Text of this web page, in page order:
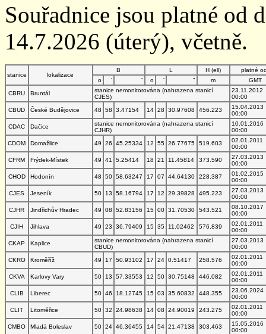
Souřadnice jsou platné od
14.7.2026 (úterý), včetně.
stanice lokalizace
B L H (ell)
platné
o
' " o ' " m
GMT
CBRU
Bruntál
stanice nemonitorována (nahrazena stanicí
CJES)
23.11.2012
00:00
CBUD
České Budějovice 48 58 3.47154 14 28 30.97608 456.223
15.04.2013
00:00
CDAC
Dačice
stanice nemonitorována (nahrazena stanicí
CJHR)
10.01.2016
00:00
CDOM
Domažlice 49 26 45.25334 12 55 26.77675 519.603
02.01.2011
00:00
CFRM
Frýdek-Místek 49 41 5.25414 18 21 11.45814 373.590
27.03.2013
00:00
CHOD
Hodonín 48 50 58.63247 17 07 44.64130 228.387
01.02.2015
00:00
CJES
Jeseník 50 13 58.16794 17 12 29.39828 495.223
27.03.2013
00:00
CJHR
Jindřichův Hradec 49 08 52.83156 15 00 31.70530 543.521
08.10.2017
00:00
CJIH
Jihlava 49 23 36.79409 15 35 11.02462 576.839
02.01.2011
00:00
CKAP
Kaplice
stanice nemonitorována (nahrazena stanicí
CBUD)
27.03.2013
00:00
CKRO
Kroměříž 49 17 50.93102 17 24 0.51417 258.576
02.01.2011
00:00
CKVA
Karlovy Vary 50 13 57.33553 12 50 30.75148 446.082
02.01.2011
00:00
CLIB
Liberec 50 46 18.12745 15 03 35.60832 448.355
23.06.2024
00:00
CLIT
Litoměřice 50 32 24.98638 14 08 24.90019 243.275
02.01.2011
00:00
CMBO
Mladá Boleslav 50 24 46.36455 14 54 21.47138 303.463
15.05.2016
00:00